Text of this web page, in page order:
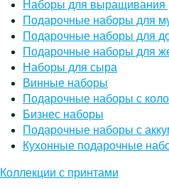
Наборы для выращивания
Подарочные наборы для
Подарочные наборы для
Подарочные наборы для
Наборы для сыра
Винные наборы
Подарочные наборы с
Бизнес наборы
Подарочные наборы с
Кухонные подарочные
Коллекции с принтами